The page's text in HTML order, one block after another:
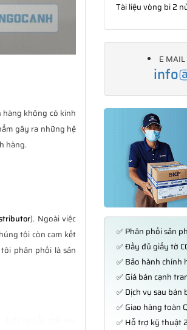
hàng không có kinh
gây ra những hệ
hàng.
). Ngoài việc
tôi còn cam kết
phân phối là sản
vụ hẫu mãi sau
Tài liệu vòng bi 2
E
✅ Phân phối sản
✅ Đầy đủ giấy tờ
✅ Bảo hành chính
✅ Giá bán cạnh
✅ Dịch vụ sau
✅ Giao hàng toàn
✅ Hỗ trợ kỹ thuật